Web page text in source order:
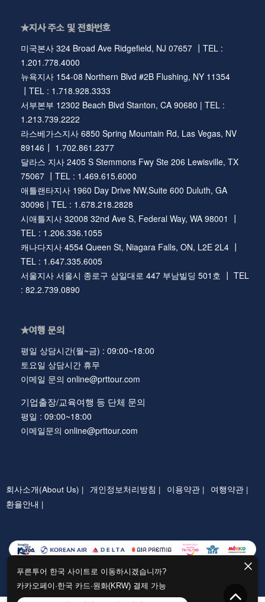
푸른투어 한국 사이트로 이동하시겠습니까?
카카오페이·한국 카드·원화(KRW) 결제 가능
★지사 주소 및 전화번호
미국본사 324 Broad Ave Ridgefield, NJ 07657 ┃TEL :
1.201.778.4000
뉴욕지사 154-08 Northern Blvd #2B Flushing, NY 11354
┃TEL : 1.718.928.3333
서부본부 12302 Beach Blvd Stanton, CA 90680 | TEL :
1.213.739.2222
라스베가스지사 6850 Spring Mountain Rd, Las Vegas, NV
89146┃ 1.702.861.2377
달라스 지사 2405 S Stemmons Fwy Ste 206 Lewisville, TX
75067 ┃TEL : 1.469.615.6000
애틀랜타지사 1960 Day Drive NW,Suite 600 Duluth, GA
30096 | TEL : 1.678.218.2828
시애틀지사 32008 32nd Ave S, Federal Way, WA 98001 ┃
TEL : 1.206.336.1055
캐나다지사 4554 Queen St, Niagara Falls, ON, L2E 2L4 ┃
TEL : 1.647.335.6005
서울지사 서울시 종로구 삼일대로 447 부남빌딩 501호 ┃ TEL
: 82.2.739.0890
★여행 문의
평일 상담시간(월~금) : 09:00~18:00
토요일 상담시간 휴무
이메일 문의 online@prttour.com
기업출장/교육여행 등 단체 문의
평일 : 09:00~18:00
이메일문의 online@prttour.com
회사소개(About Us) | 개인정보처리방침 | 이용약관 |
여행약관 |
환율안내 |